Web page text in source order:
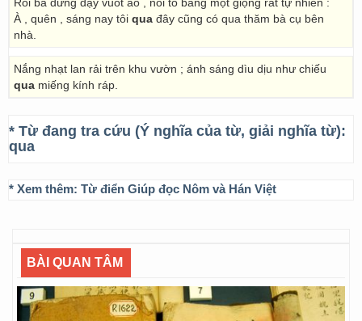
À , quên , sáng nay tôi qua đây cũng có qua thăm bà cụ bên
nhà.
Nắng nhạt lan rải trên khu vườn ; ánh sáng dìu dịu như chiếu
qua miếng kính ráp.
* Từ đang tra cứu (Ý nghĩa của từ, giải nghĩa từ):
qua
* Xem thêm: Từ điển Giúp đọc Nôm và Hán Việt
BÀI QUAN TÂM